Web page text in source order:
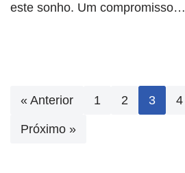
este sonho. Um compromisso…
« Anterior 1 2 3 4
Próximo »